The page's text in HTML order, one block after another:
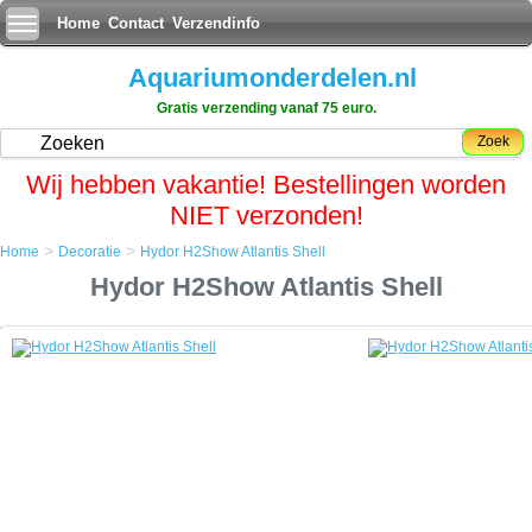
Home Contact Verzendinfo
Aquariumonderdelen.nl
Gratis verzending vanaf 75 euro.
Zoek
Wij hebben vakantie! Bestellingen worden
NIET verzonden!
Decoratie
Hydor H2Show Atlantis Shell
Onderwater legendes komen tot leven in het aquarium met de
Home > Decoratie > Hydor H2Show Atlantis Shell
Hydor H2Show Atlantis Shell